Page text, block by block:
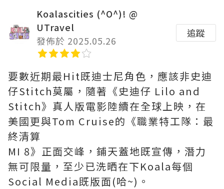
Koalascities (^O^)! @
UTravel
發佈於 2025.05.26
追蹤
要數近期最Hit既迪士尼角色，應該非史迪
仔Stitch莫屬，隨著《史迪仔 Lilo and
Stitch》真人版電影陸續在全球上映，在
美國更與Tom Cruise的《職業特工隊：最
終清算
MI 8》正面交峰，鋪天蓋地既宣傳，潛力
無可限量，至少已洗晒在下Koala每個
Social Media既版面(哈~)。